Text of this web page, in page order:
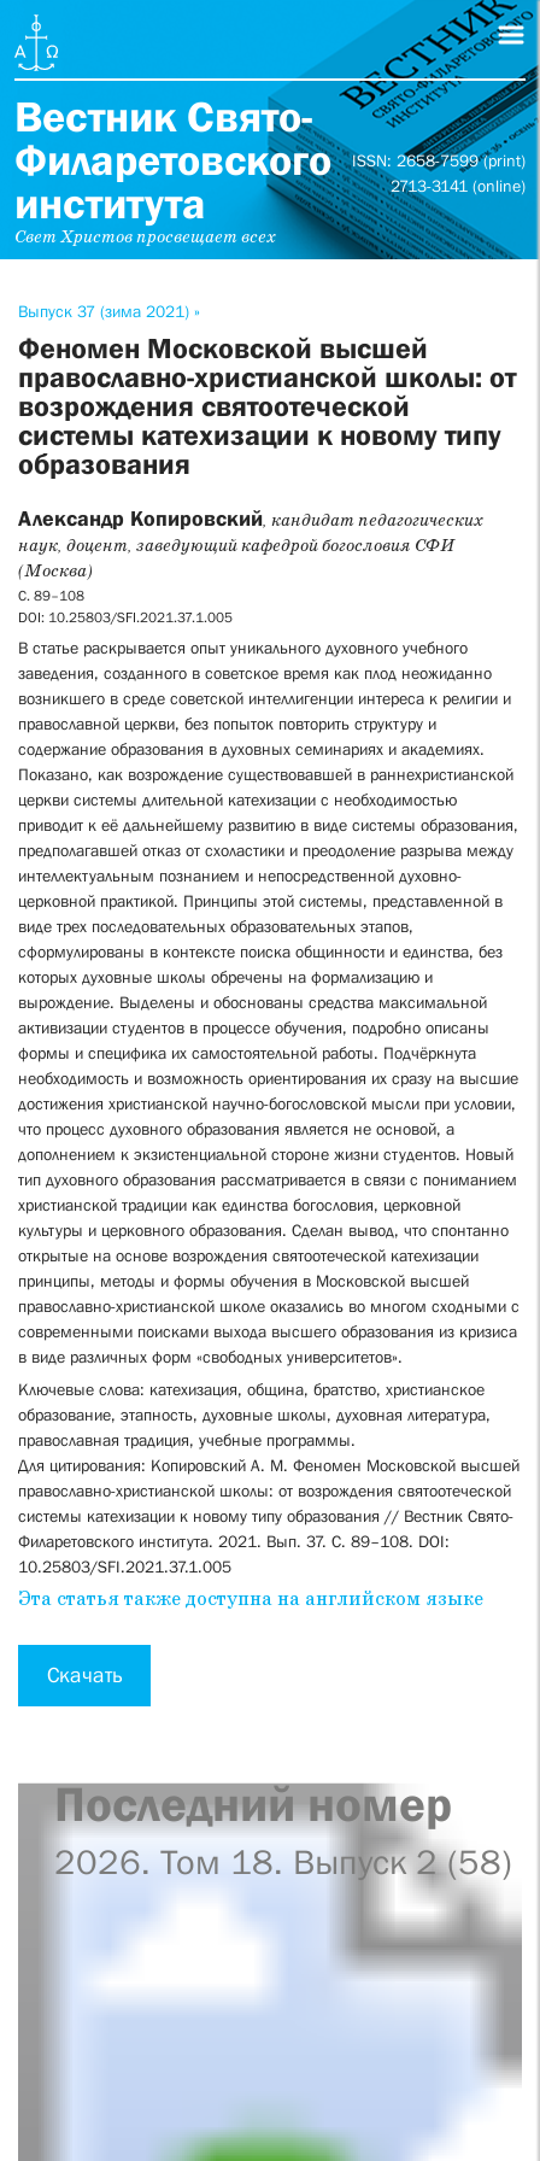
Вестник Свято-
Филаретовского
института
Свет Христов просвещает всех
ISSN: 2658-7599 (print)
2713-3141 (online)
Выпуск 37 (зима 2021) »
Феномен Московской высшей
православно-христианской школы: от
возрождения святоотеческой
системы катехизации к новому типу
образования
Александр Копировский, кандидат педагогических
наук, доцент, заведующий кафедрой богословия СФИ
(Москва)
С. 89–108
DOI: 10.25803/SFI.2021.37.1.005
В статье раскрывается опыт уникального духовного учебного
заведения, созданного в советское время как плод неожиданно
возникшего в среде советской интеллигенции интереса к религии и
православной церкви, без попыток повторить структуру и
содержание образования в духовных семинариях и академиях.
Показано, как возрождение существовавшей в раннехристианской
церкви системы длительной катехизации с необходимостью
приводит к её дальнейшему развитию в виде системы образования,
предполагавшей отказ от схоластики и преодоление разрыва между
интеллектуальным познанием и непосредственной духовно-
церковной практикой. Принципы этой системы, представленной в
виде трех последовательных образовательных этапов,
сформулированы в контексте поиска общинности и единства, без
которых духовные школы обречены на формализацию и
вырождение. Выделены и обоснованы средства максимальной
активизации студентов в процессе обучения, подробно описаны
формы и специфика их самостоятельной работы. Подчёркнута
необходимость и возможность ориентирования их сразу на высшие
достижения христианской научно-богословской мысли при условии,
что процесс духовного образования является не основой, а
дополнением к экзистенциальной стороне жизни студентов. Новый
тип духовного образования рассматривается в связи с пониманием
христианской традиции как единства богословия, церковной
культуры и церковного образования. Сделан вывод, что спонтанно
открытые на основе возрождения святоотеческой катехизации
принципы, методы и формы обучения в Московской высшей
православно-христианской школе оказались во многом сходными с
современными поисками выхода высшего образования из кризиса
в виде различных форм «свободных университетов».
Ключевые слова: катехизация, община, братство, христианское
образование, этапность, духовные школы, духовная литература,
православная традиция, учебные программы.
Для цитирования: Копировский А. М. Феномен Московской высшей
православно-христианской школы: от возрождения святоотеческой
системы катехизации к новому типу образования // Вестник Свято-
Филаретовского института. 2021. Вып. 37. С. 89–108. DOI:
10.25803/SFI.2021.37.1.005
Эта статья также доступна на английском языке
Скачать
Последний номер
2026. Том 18. Выпуск 2 (58)